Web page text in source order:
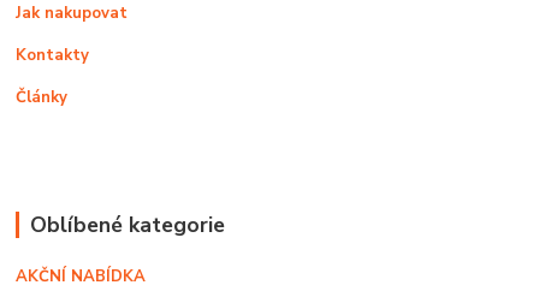
Jak nakupovat
Kontakty
Články
Oblíbené kategorie
AKČNÍ NABÍDKA